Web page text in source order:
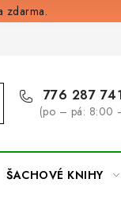
zdarma.
776 287 741
(po – pá: 8:00
ŠACHOVÉ KNIHY